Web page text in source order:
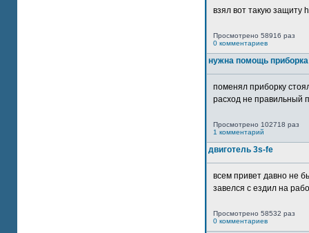
взял вот такую защиту
Просмотрено 58916 раз
0 комментариев
нужна помощь
поменял приборку
расход не правильный
Просмотрено 102718 раз
1 комментарий
двиготель 3s-fe
всем привет давно не
завелся с ездил на
Просмотрено 58532 раз
0 комментариев